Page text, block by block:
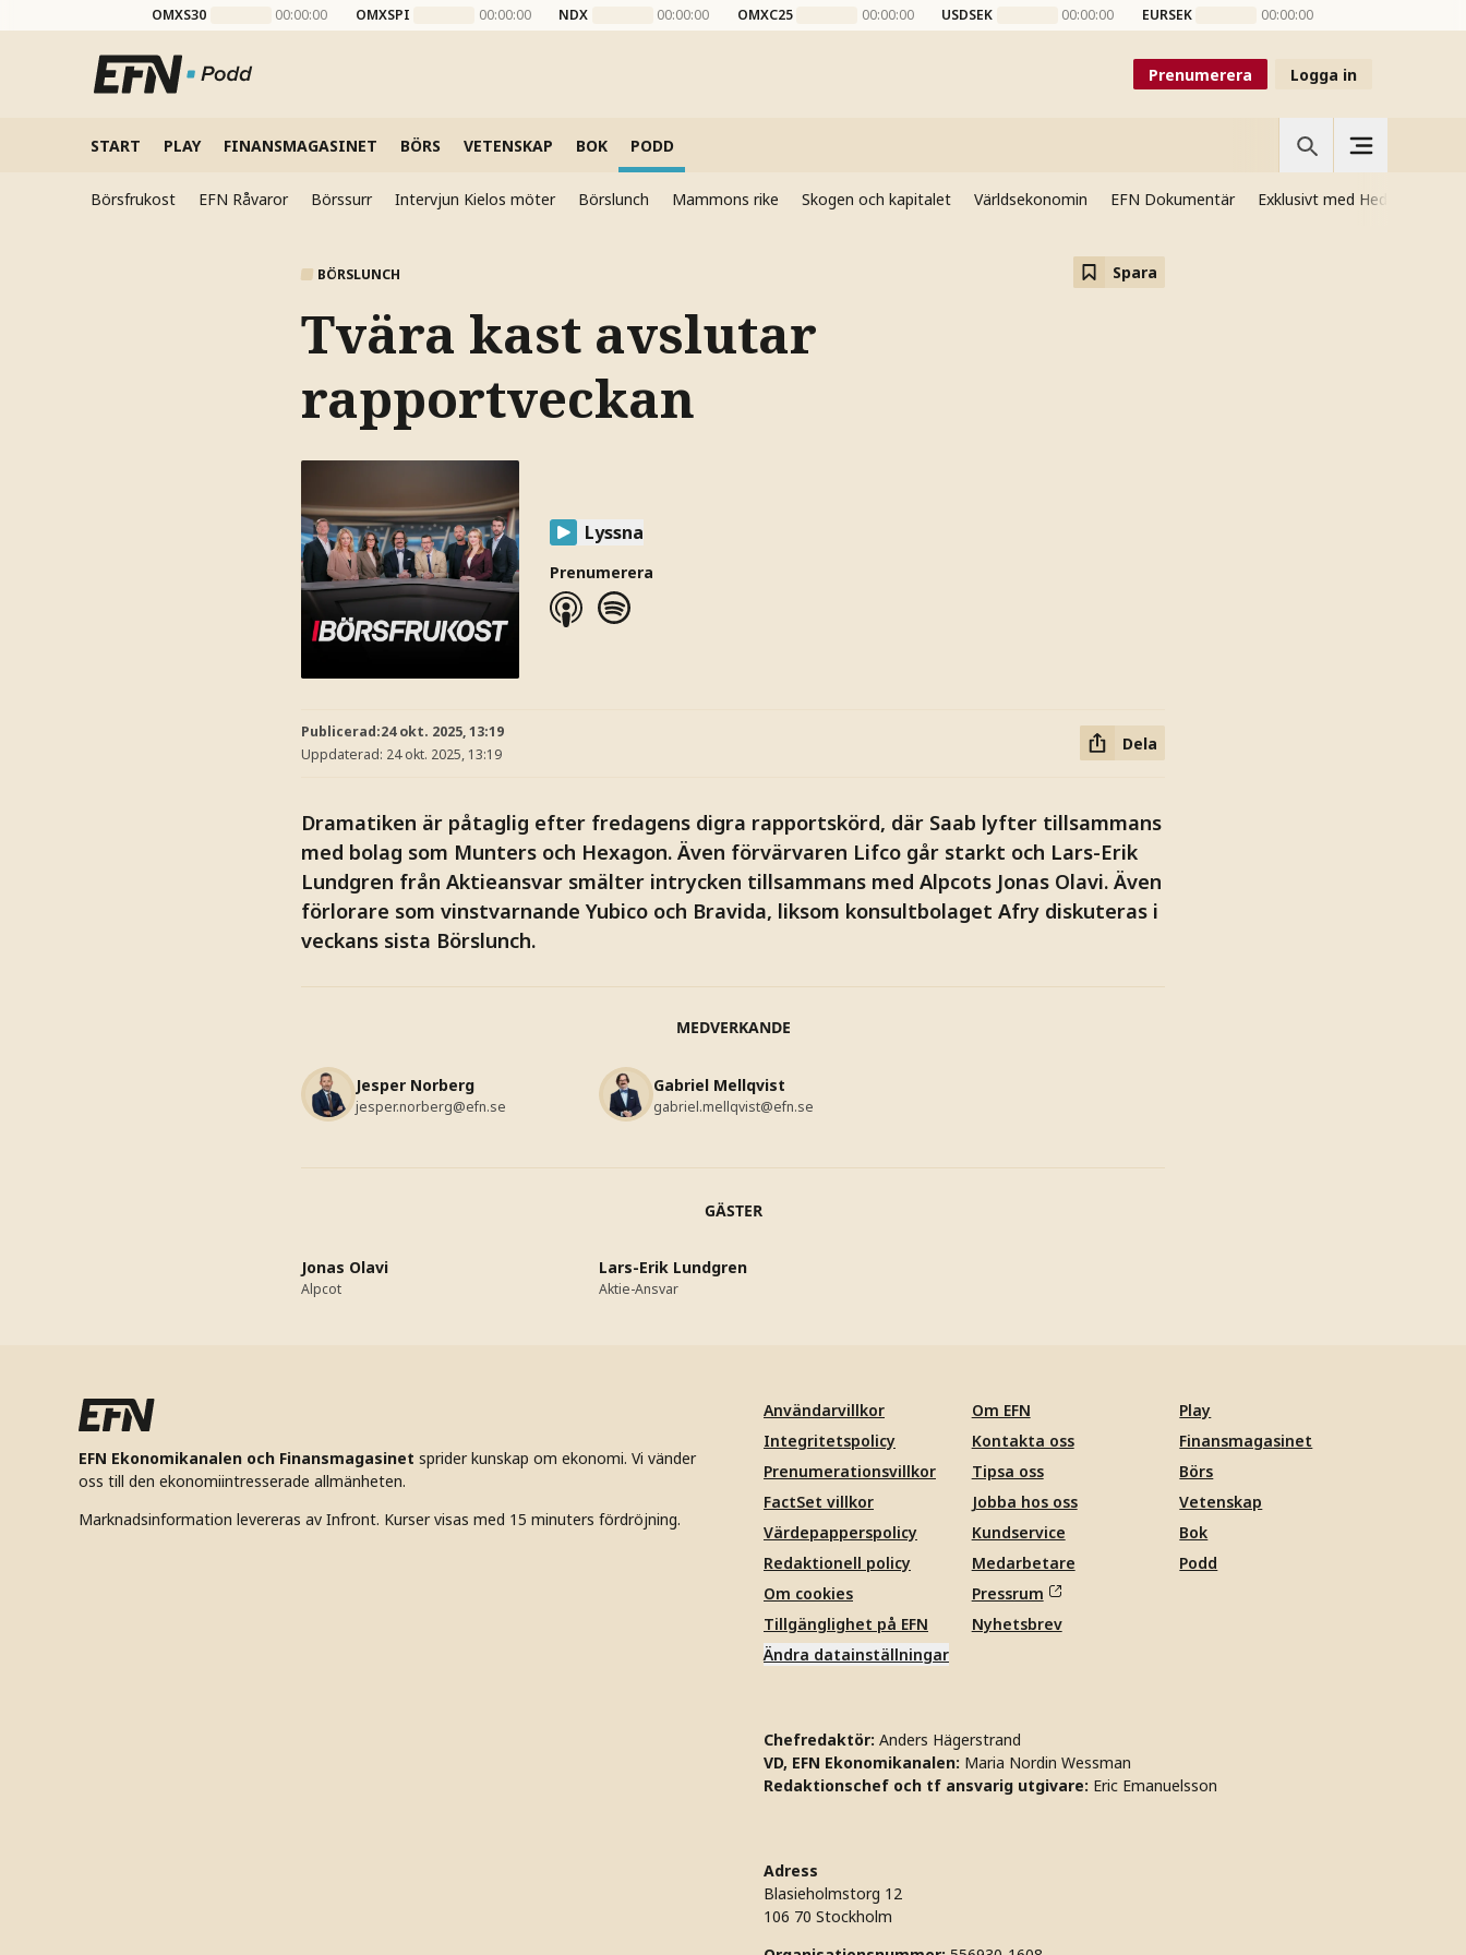
OMXS30 00:00:00 OMXSPI 00:00:00 NDX 00:00:00 OMXC25 00:00:00 USDSEK 00:00:00 EURSEK 00:00:00
Prenumerera Logga in
START PLAY FINANSMAGASINET BÖRS VETENSKAP BOK PODD
Börsfrukost EFN Råvaror Börssurr Intervjun Kielos möter Börslunch Mammons rike Skogen och kapitalet Världsekonomin EFN Dokumentär Exklusivt med Hedenmo
BÖRSLUNCH Spara
Tvära kast avslutar
rapportveckan
Lyssna
Prenumerera
Publicerad:24 okt. 2025, 13:19
Uppdaterad: 24 okt. 2025, 13:19
Dela
Dramatiken är påtaglig efter fredagens digra rapportskörd, där Saab lyfter tillsammans
med bolag som Munters och Hexagon. Även förvärvaren Lifco går starkt och Lars-Erik
Lundgren från Aktieansvar smälter intrycken tillsammans med Alpcots Jonas Olavi. Även
förlorare som vinstvarnande Yubico och Bravida, liksom konsultbolaget Afry diskuteras i
veckans sista Börslunch.
MEDVERKANDE
Jesper Norberg
jesper.norberg@efn.se
Gabriel Mellqvist
gabriel.mellqvist@efn.se
GÄSTER
Jonas Olavi
Alpcot
Lars-Erik Lundgren
Aktie-Ansvar
EFN Ekonomikanalen och Finansmagasinet sprider kunskap om ekonomi. Vi vänder
oss till den ekonomiintresserade allmänheten.
Marknadsinformation levereras av Infront. Kurser visas med 15 minuters fördröjning.
Användarvillkor
Integritetspolicy
Prenumerationsvillkor
FactSet villkor
Värdepapperspolicy
Redaktionell policy
Om cookies
Tillgänglighet på EFN
Ändra datainställningar
Om EFN
Kontakta oss
Tipsa oss
Jobba hos oss
Kundservice
Medarbetare
Pressrum
Nyhetsbrev
Play
Finansmagasinet
Börs
Vetenskap
Bok
Podd
Chefredaktör: Anders Hägerstrand
VD, EFN Ekonomikanalen: Maria Nordin Wessman
Redaktionschef och tf ansvarig utgivare: Eric Emanuelsson
Adress
Blasieholmstorg 12
106 70 Stockholm